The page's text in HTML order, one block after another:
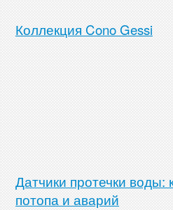
Коллекция Cono Gessi
Датчики протечки воды:
потопа и аварий